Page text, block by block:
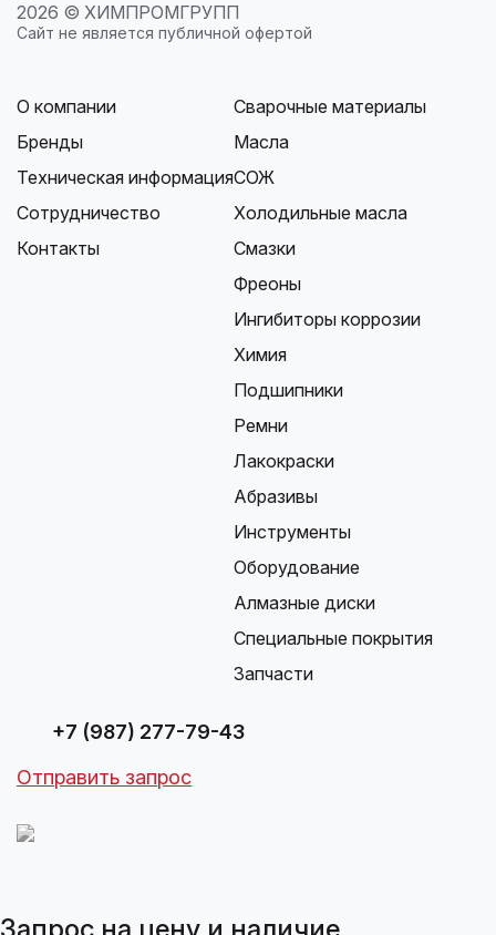
2026 © ХИМПРОМГРУПП
Сайт не является публичной офертой
О компании
Бренды
Техническая информация
Сотрудничество
Контакты
Сварочные материалы
Масла
СОЖ
Холодильные масла
Смазки
Фреоны
Ингибиторы коррозии
Химия
Подшипники
Ремни
Лакокраски
Абразивы
Инструменты
Оборудование
Алмазные диски
Специальные покрытия
Запчасти
+7 (987) 277-79-43
Отправить запрос